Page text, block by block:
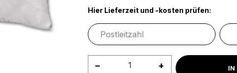
Hier Lieferzeit und -kosten prüfen:
Produkt Anzahl: Gib IN